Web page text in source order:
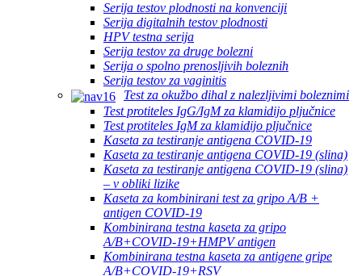
Serija testov plodnosti na konvenciji
Serija digitalnih testov plodnosti
HPV testna serija
Serija testov za druge bolezni
Serija o spolno prenosljivih boleznih
Serija testov za vaginitis
Test za okužbo dihal z nalezljivimi boleznimi
Test protiteles IgG/IgM za klamidijo pljučnice
Test protiteles IgM za klamidijo pljučnice
Kaseta za testiranje antigena COVID-19
Kaseta za testiranje antigena COVID-19 (slina)
Kaseta za testiranje antigena COVID-19 (slina)
– v obliki lizike
Kaseta za kombinirani test za gripo A/B +
antigen COVID-19
Kombinirana testna kaseta za gripo
A/B+COVID-19+HMPV antigen
Kombinirana testna kaseta za antigene gripe
A/B+COVID-19+RSV